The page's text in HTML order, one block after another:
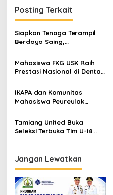
g
a
s
p
o
s
Posting Terkait
Siapkan Tenaga Terampil
Berdaya Saing,
Tamiang Buka Pelatihan
Kerja 2026
Mahasiswa FKG USK Raih
Prestasi Nasional di Dental
IKAPA dan Komunitas
Mahasiswa Peureulak
Peureulak Raya
Tamiang United Buka
Seleksi Terbuka Tim U-18
Jangan Lewatkan